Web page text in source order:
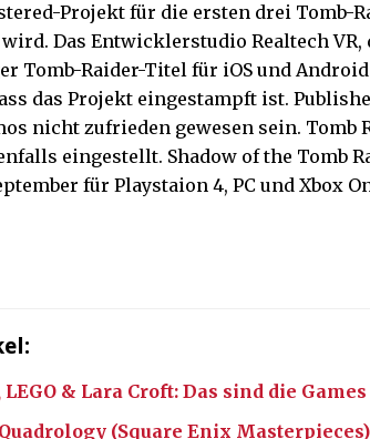
Projekt für die ersten drei Tomb-
Das Entwicklerstudio Realtech VR,
Tomb-Raider-Titel für iOS und
das Projekt eingestampft ist.
nicht zufrieden gewesen sein. Tomb
eingestellt. Shadow of the Tomb
für Playstaion 4, PC und Xbox
& Lara Croft: Das sind die
(Square Enix Masterpieces)